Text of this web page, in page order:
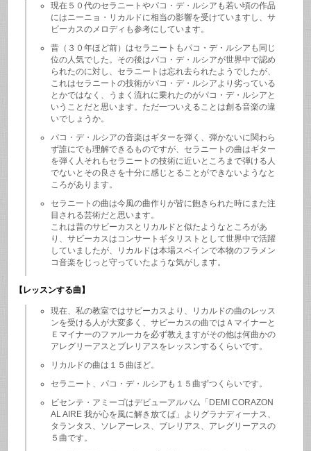
現在５０代のセラニートやパコ・デ・ルシアも若い頃の作品
にはニーニョ・リカルドに相当の影響を受けていますし、サ
ビーカスのメロディも参考にしています。
昔（３０年ほど前）はセラニートもパコ・デ・ルシアも同じ
位の人気でした。その後はパコ・デ・ルシアが世界中で認め
られたのに対し、セラニートは忘れ去られたようでしたが、
これはセラニートの技術がパコ・デ・ルシアより劣っている
とかではなく、うまく流れに乗れたのがパコ・デ・ルシアと
いうことだと思います。ただ一ついえることは創る音楽の違
いでしょうか。
パコ・デ・ルシアの音楽はギターを弾く、弾かないに関わら
ず誰にでも理解できるものですが、セラニートの曲はギター
を弾く人それもセラニートの技術に近いところまで弾ける人
でないとその良さを十分に感じとることができないようなと
ころがあります。
セラニートの曲は今風の曲作りが皆に飽きられた時にまた注
目される芸術だと思います。
これは昔のサビーカスとリカルドと似たようなところがあ
り、サビーカスはコンサートギタリストとして世界中で活躍
していましたが、リカルドは本場スペインで本物のフラメン
コ音楽をじっと守っていたような気がします。
【レッスンする曲】
現在、私の教室ではサビーカスより、リカルドの曲のレッス
ンを受ける人が大変多く、サビーカスの曲ではＡマイナーと
Ｅマイナーのファルーカを必ず教えますがその他は何曲かの
アレグリーアスとブレリアスをレッスンするくらいです。
リカルドの曲は１５曲ほど。
セラニート、パコ・デ・ルシアも１５曲ずつくらいです。
ビセンテ・アミーゴはデビューアルバム「DEMI CORAZON
AL AIRE 我が心を風に解き放てば」よりグラナディーナス、
タランタス、ソレアーレス、ブレリアス、アレグリーアスの
５曲です。